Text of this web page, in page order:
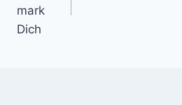
mark
Dich